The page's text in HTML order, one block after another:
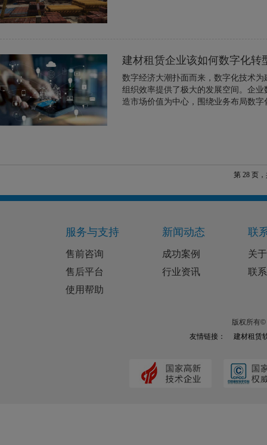
建材租赁企业该如何数字化转
数字经济大潮扑面而来，数字化技术
组织效率提供了极大的发展空间。企
造市场价值为中心，围绕业务布局数
第 28 页
服务与支持
售前咨询
售后平台
使用帮助
新闻动态
成功案例
行业资讯
联
关
联
版权所有
友情链接：
建材租赁